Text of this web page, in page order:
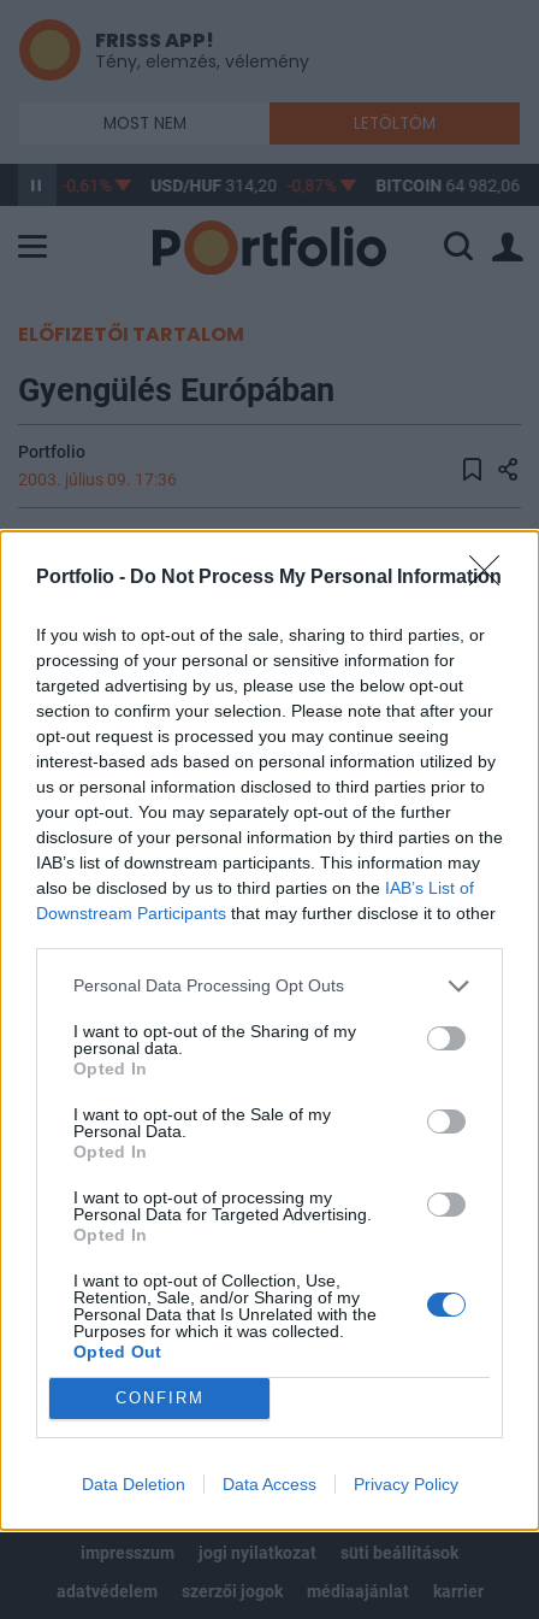
Portfolio - Do Not Process My Personal Information
If you wish to opt-out of the sale, sharing to third parties, or
processing of your personal or sensitive information for
targeted advertising by us, please use the below opt-out
section to confirm your selection. Please note that after your
opt-out request is processed you may continue seeing
interest-based ads based on personal information utilized by
us or personal information disclosed to third parties prior to
your opt-out. You may separately opt-out of the further
disclosure of your personal information by third parties on the
IAB’s list of downstream participants. This information may
also be disclosed by us to third parties on the IAB’s List of
Downstream Participants that may further disclose it to other
Personal Data Processing Opt Outs
I want to opt-out of the Sharing of my
personal data.
Opted In
I want to opt-out of the Sale of my
Personal Data.
Opted In
I want to opt-out of processing my
Personal Data for Targeted Advertising.
Opted In
I want to opt-out of Collection, Use,
Retention, Sale, and/or Sharing of my
Personal Data that Is Unrelated with the
Purposes for which it was collected.
Opted Out
CONFIRM
Data Deletion Data Access Privacy Policy
FRISSS APP!
Tény, elemzés, vélemény
MOST NEM LETÖLTÖM
-0,61% USD/HUF314,20 -0,87% BITCOIN64 982,06
ELŐFIZETŐI TARTALOM
Gyengülés Európában
Portfolio
2003. július 09. 17:36
európai részvénypiacokat, ahol az irányadó
0.3%-ot vesztett értékéből.
Szektorszinten egyedül a technológia mutatott emelkedést,
miközben az olajszektor és az autóipar voltak a nap
vesztesei. A nap vesztese a Logitech SA lett, a társaság
profit warningja miatt jelentősen vesztett értékéből. A dollár
gyengülése nem kedvezett az exportőröknek, miközben a
technológia emelkedését alapvetően a Nokiához lehet
kötni.
KEDVES OLVASÓNK!
A keresett cikk a portfolio.hu hírarchívumához
regisztrációhoz kötött.
Portfolio.hu teljes cikkarchívum
Kötéslisták: BÉT elmúlt 2 év napon belüli
MÁR ELŐFIZETŐNK VAGY?BEJELENTKEZÉS
impresszum
jogi nyilatkozat
süti beállítások
adatvédelem
szerzői jogok médiaajánlat karrier